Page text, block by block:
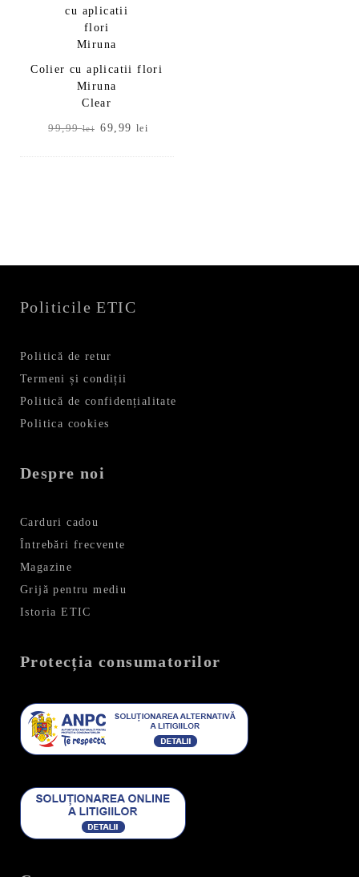
Colier cu aplicatii flori
Miruna
Clear
99,99lei Prețul
a
69,99 lei
este:
Politicile ETIC
Politică de retur
Termeni și condiții
Politică de confidențialitate
Politica cookies
Despre noi
Carduri cadou
Întrebări frecvente
Magazine
Grijă pentru mediu
Istoria ETIC
Protecția consumatorilor